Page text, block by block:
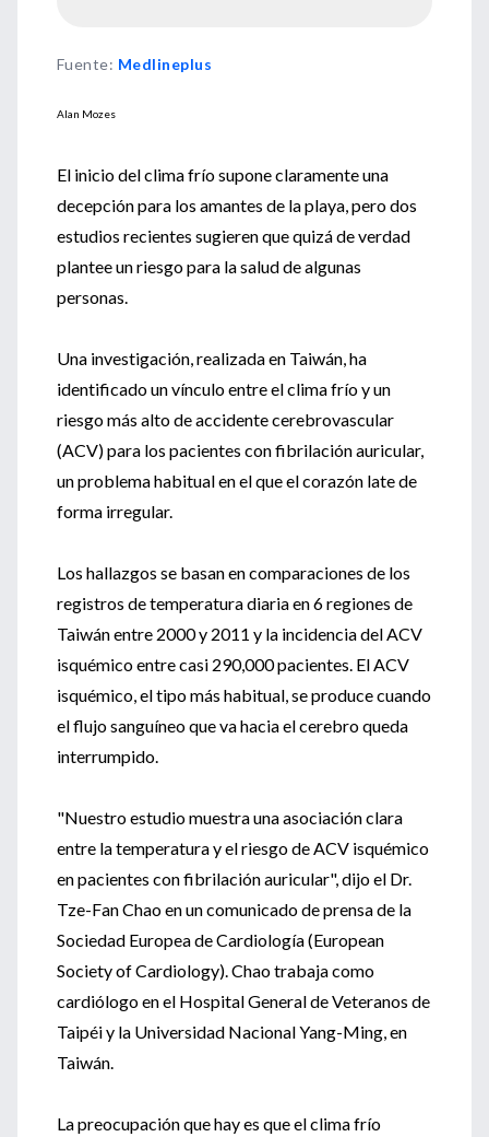
Fuente: Medlineplus
Alan Mozes
El inicio del clima frío supone claramente una
decepción para los amantes de la playa, pero dos
estudios recientes sugieren que quizá de verdad
plantee un riesgo para la salud de algunas
personas.
Una investigación, realizada en Taiwán, ha
identificado un vínculo entre el clima frío y un
riesgo más alto de accidente cerebrovascular
(ACV) para los pacientes con fibrilación auricular,
un problema habitual en el que el corazón late de
forma irregular.
Los hallazgos se basan en comparaciones de los
registros de temperatura diaria en 6 regiones de
Taiwán entre 2000 y 2011 y la incidencia del ACV
isquémico entre casi 290,000 pacientes. El ACV
isquémico, el tipo más habitual, se produce cuando
el flujo sanguíneo que va hacia el cerebro queda
interrumpido.
"Nuestro estudio muestra una asociación clara
entre la temperatura y el riesgo de ACV isquémico
en pacientes con fibrilación auricular", dijo el Dr.
Tze-Fan Chao en un comunicado de prensa de la
Sociedad Europea de Cardiología (European
Society of Cardiology). Chao trabaja como
cardiólogo en el Hospital General de Veteranos de
Taipéi y la Universidad Nacional Yang-Ming, en
Taiwán.
La preocupación que hay es que el clima frío